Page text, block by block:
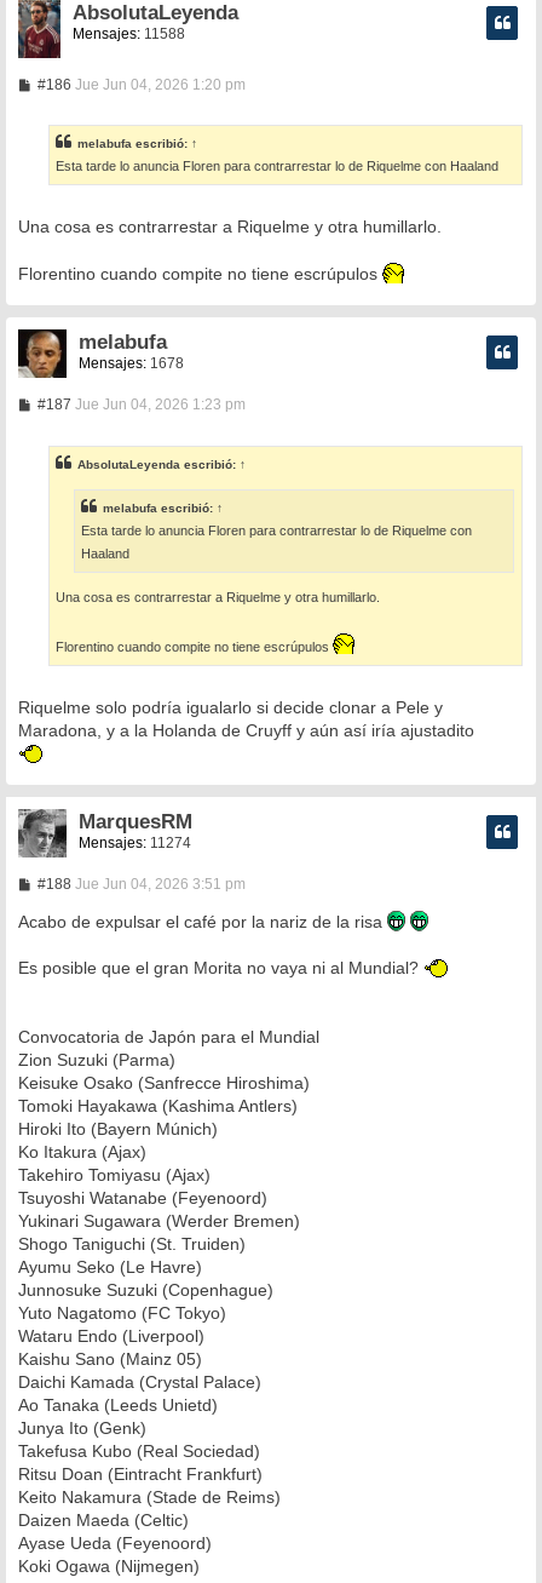
AbsolutaLeyenda
Mensajes: 11588
#186M
s
a
j
e
Jue Jun 04, 2026 1:20 pm
melabufa escribió: ↑
Esta tarde lo anuncia Floren para contrarrestar lo de Riquelme con Haaland
Una cosa es contrarrestar a Riquelme y otra humillarlo.
Florentino cuando compite no tiene escrúpulos
melabufa
Mensajes: 1678
#187M
s
a
Jue Jun 04, 2026 1:23 pm
AbsolutaLeyenda escribió: ↑
melabufa escribió: ↑
Esta tarde lo anuncia Floren para contrarrestar lo de Riquelme con
Haaland
Una cosa es contrarrestar a Riquelme y otra humillarlo.
Florentino cuando compite no tiene escrúpulos
Riquelme solo podría igualarlo si decide clonar a Pele y
Maradona, y a la Holanda de Cruyff y aún así iría ajustadito
MarquesRM
Mensajes: 11274
#188M
n
j
Jue Jun 04, 2026 3:51 pm
Acabo de expulsar el café por la nariz de la risa
Es posible que el gran Morita no vaya ni al Mundial?
Convocatoria de Japón para el Mundial
Zion Suzuki (Parma)
Keisuke Osako (Sanfrecce Hiroshima)
Tomoki Hayakawa (Kashima Antlers)
Hiroki Ito (Bayern Múnich)
Ko Itakura (Ajax)
Takehiro Tomiyasu (Ajax)
Tsuyoshi Watanabe (Feyenoord)
Yukinari Sugawara (Werder Bremen)
Shogo Taniguchi (St. Truiden)
Ayumu Seko (Le Havre)
Junnosuke Suzuki (Copenhague)
Yuto Nagatomo (FC Tokyo)
Wataru Endo (Liverpool)
Kaishu Sano (Mainz 05)
Daichi Kamada (Crystal Palace)
Ao Tanaka (Leeds Unietd)
Junya Ito (Genk)
Takefusa Kubo (Real Sociedad)
Ritsu Doan (Eintracht Frankfurt)
Keito Nakamura (Stade de Reims)
Daizen Maeda (Celtic)
Ayase Ueda (Feyenoord)
Koki Ogawa (Nijmegen)